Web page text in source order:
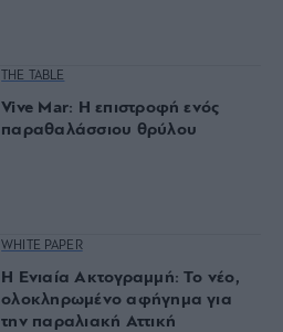
THE TABLE
Vive Mar: Η επιστροφή ενός
παραθαλάσσιου θρύλου
WHITE PAPER
Η Ενιαία Ακτογραμμή: Το νέο,
ολοκληρωμένο αφήγημα για
την παραλιακή Αττική